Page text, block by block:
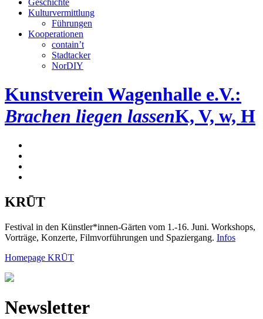
Geschichte
Kulturvermittlung
Führungen
Kooperationen
contain’t
Stadtacker
NorDIY
Kunstverein Wagenhalle e.V.:
Brachen liegen lassenK, V, w, H
KRŪT
Festival in den Künstler*innen-Gärten vom 1.-16. Juni. Workshops,
Vorträge, Konzerte, Filmvorführungen und Spaziergang. Infos
Homepage KRŪT
Newsletter